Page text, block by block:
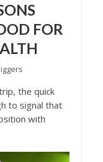
FOR
the quick
to signal that
with